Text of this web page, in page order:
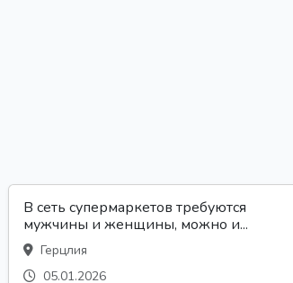
В сеть супермаркетов требуются
мужчины и женщины, можно и...
Герцлия
05.01.2026